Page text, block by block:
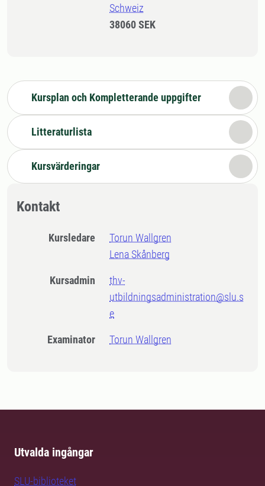
Schweiz
38060 SEK
Kursplan och Kompletterande uppgifter
Litteraturlista
Kursvärderingar
Kontakt
Kursledare
Torun Wallgren
Lena Skånberg
Kursadmin
thv-
utbildningsadministration@slu.s
e
Examinator Torun Wallgren
Utvalda ingångar
SLU-biblioteket